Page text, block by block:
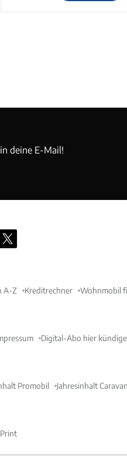
deine E-Mail!
A-Z Kreditrechner Wohnmobil
Digital-Abo hier
Promobil Jahresinhalt